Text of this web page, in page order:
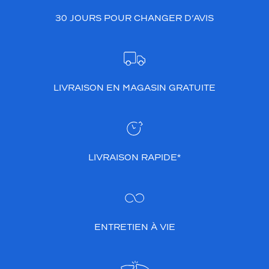
30 JOURS POUR CHANGER D’AVIS
LIVRAISON EN MAGASIN GRATUITE
LIVRAISON RAPIDE*
ENTRETIEN À VIE